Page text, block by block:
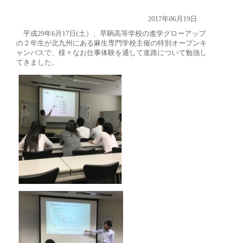
2017年06月19日
平成29年6月17日(土）、早鞆高等学校の進学グローアップ
の２年生が北九州にある麻生専門学校主催の特別オープンキ
ャンパスで、様々なお仕事体験を通して進路について勉強し
てきました。